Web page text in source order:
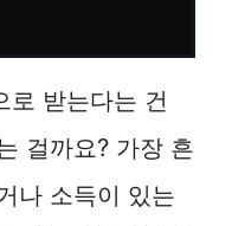
로 받는다는 건
걸까요? 가장 흔
나 소득이 있는